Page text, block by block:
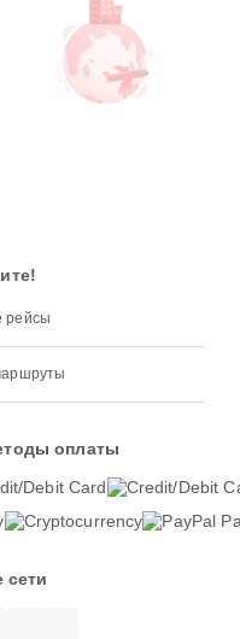
рейсы
оплаты